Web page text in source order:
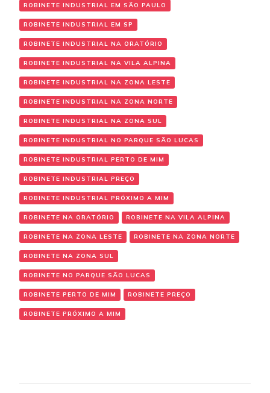
ROBINETE INDUSTRIAL EM SÃO PAULO
ROBINETE INDUSTRIAL EM SP
ROBINETE INDUSTRIAL NA ORATÓRIO
ROBINETE INDUSTRIAL NA VILA ALPINA
ROBINETE INDUSTRIAL NA ZONA LESTE
ROBINETE INDUSTRIAL NA ZONA NORTE
ROBINETE INDUSTRIAL NA ZONA SUL
ROBINETE INDUSTRIAL NO PARQUE SÃO LUCAS
ROBINETE INDUSTRIAL PERTO DE MIM
ROBINETE INDUSTRIAL PREÇO
ROBINETE INDUSTRIAL PRÓXIMO A MIM
ROBINETE NA ORATÓRIO ROBINETE NA VILA ALPINA
ROBINETE NA ZONA LESTE ROBINETE NA ZONA NORTE
ROBINETE NA ZONA SUL
ROBINETE NO PARQUE SÃO LUCAS
ROBINETE PERTO DE MIM ROBINETE PREÇO
ROBINETE PRÓXIMO A MIM